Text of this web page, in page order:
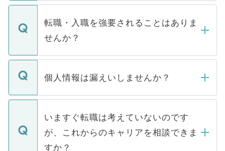
ます。通常、5営業日以内にはご連絡をせて
いただきますので、しばらくお待ちくださ
マイナビDOCTORで取り扱っている求人の
うち約3割は、Webサイトからご覧いただ
けない「非公開求人」です。非公開求人は
下記の理由によって、一般には公開してい
ません。
■応募殺到を避けるため 人気のある医療機
関を公にしてしまうと、応募が殺到する場
に、医療機関が求める条件に合った人材の
みを人材紹介会社に依頼するケースが増え
ています。
転職・入職を強要されることはありま
せんか？
転職・入職を強要することは一切ありませ
ん。また、仮に応募先から内定をいただい
定を承諾する必要はありません。内定先へ
の辞退の連絡はキャリアパートナーが行い
個人情報は漏えいしませんか？
個人情報が漏えいすることはありませんの
で、ご安心ください。当サイトからの登録
などで収集したご登録者様の個人情報は、
ご本人のキャリアアップおよび転職活動の
いますぐ転職は考えていないのです
が、これからのキャリアを相談できま
すか？